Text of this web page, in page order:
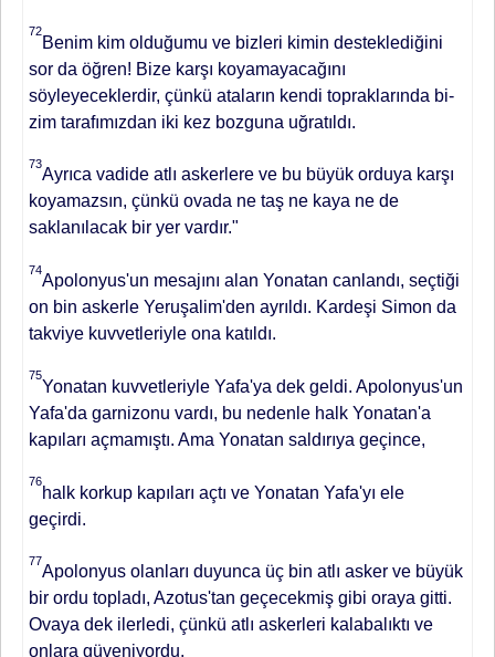
72
Be­nim kim olduğumu ve bizleri kimin desteklediğini
sor da öğren! Bize karşı koyamayacağını
söyleyeceklerdir, çünkü ataların kendi topraklarında bi­
zim tarafımızdan iki kez bozguna uğ­ratıldı.
73
Ayrıca vadide atlı askerlere ve bu büyük orduya karşı
koyamaz­sın, çünkü ovada ne taş ne kaya ne de
saklanılacak bir yer vardır."
74
Apolonyus'un mesajını alan Yo­natan canlandı, seçtiği
on bin askerle Yeruşalim'den ayrıldı. Kardeşi Simon da
takviye kuvvetleriyle ona katıldı.
75
Yonatan kuvvetleriyle Yafa'ya dek geldi. Apolonyus'un
Yafa'da garnizo­nu vardı, bu nedenle halk Yonatan'a
kapıları açmamıştı. Ama Yonatan sal­dırıya geçince,
76
halk korkup kapıları açtı ve Yonatan Yafa'yı ele
geçirdi.
77
Apolonyus olanları duyunca üç bin atlı asker ve büyük
bir ordu topladı, Azotus'tan geçecekmiş gibi oraya git­ti.
Ovaya dek ilerledi, çünkü atlı as­kerleri kalabalıktı ve
onlara güveni­yordu.